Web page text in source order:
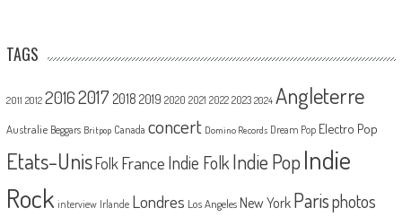
TAGS
2011 2012 20162017 2018 2019 2020 2021 2022 2023 2024 Angleterre
Australie Beggars Britpop Canada concert Domino Records Dream Pop Electro Pop
Etats-UnisFolk France Indie Folk Indie PopIndie
Rock interview Irlande Londres Los Angeles New York Parisphotos